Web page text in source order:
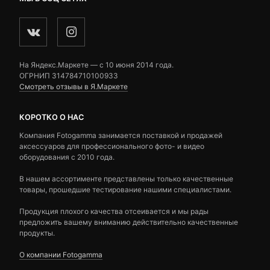
На Яндекс.Маркете — c 10 июня 2014 года.
ОГРНИП 314784710100933
Смотреть отзывы в Я.Маркете
КОРОТКО О НАС
Компания Fotogamma занимается поставкой и продажей
аксессуаров для профессионального фото- и видео
оборудования с 2010 года.
В нашем ассортименте представлены только качественные
товары, прошедшие тестирование нашими специалистами.
Продукция плохого качества отсеивается и мы рады
предложить вашему вниманию действительно качественные
продукты.
О компании Fotogamma